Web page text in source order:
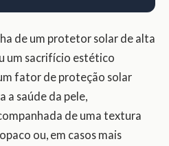
de um protetor solar de alta
um sacrifício estético
fator de proteção solar
a saúde da pele,
de uma textura
ou, em casos mais